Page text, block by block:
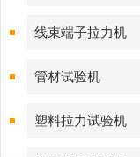
线束端子拉力机
管材试验机
塑料拉力试验机